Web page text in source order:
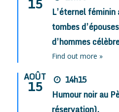
15
L’éternel féminin
tombes
d’hommes
Find out more »
AOÛT
15
14h15
Humour noir au